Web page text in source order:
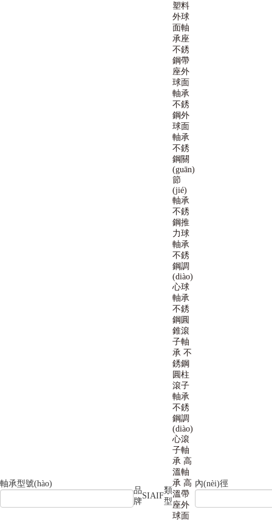
軸承型號(hào)
品
牌
SIAIF
類
型
塑料
外球
面軸
承座
不銹
鋼帶
座外
球面
軸承
不銹
鋼外
球面
軸承
不銹
鋼關
(guān)
節
(jié)
軸承
不銹
鋼推
力球
軸承
不銹
鋼調
(diào)
心球
軸承
不銹
鋼圓
錐滾
子軸
承 不
銹鋼
圓柱
滾子
軸承
不銹
鋼調
(diào)
心滾
子軸
承 高
溫軸
承 高
溫帶
座外
球面
內(nèi)徑